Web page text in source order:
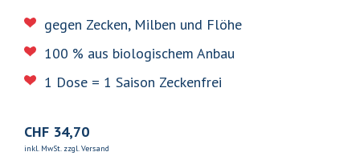
gegen Zecken, Milben und Flöhe
100 % aus biologischem Anbau
1 Dose = 1 Saison Zeckenfrei
CHF 34,70
inkl. MwSt. zzgl. Versand